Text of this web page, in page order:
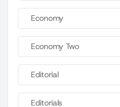
Economy
Economy Two
Editorial
Editorials